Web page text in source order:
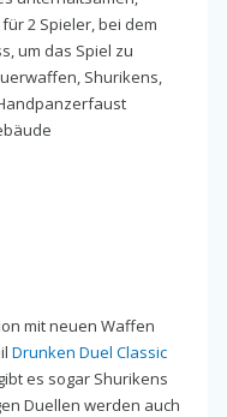
2 Spieler, bei dem
um das Spiel zu
Shurikens,
mit neuen Waffen
Drunken Duel Classic
es sogar Shurikens
Duellen werden auch